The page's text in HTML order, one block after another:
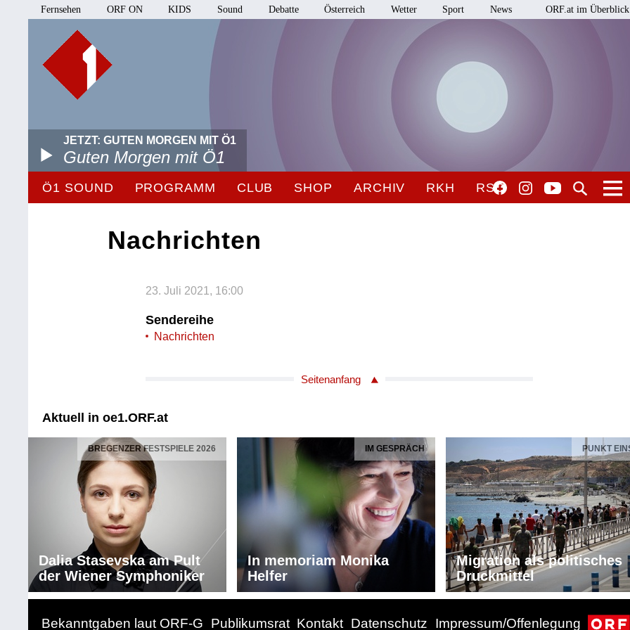
Fernsehen ORF ON KIDS Sound Debatte Österreich Wetter Sport News ORF.at im Überblick
JETZT: GUTEN MORGEN MIT Ö1
Guten Morgen mit Ö1
Ö1 SOUND PROGRAMM CLUB SHOP ARCHIV RKH RSO
Nachrichten
23. Juli 2021, 16:00
Sendereihe
Nachrichten
Seitenanfang
Aktuell in oe1.ORF.at
BREGENZER FESTSPIELE 2026
Dalia Stasevska am Pult
der Wiener Symphoniker
IM GESPRÄCH
In memoriam Monika
Helfer
PUNKT
Migration als politisches
Druckmittel
Bekanntgaben laut ORF-G Publikumsrat Kontakt Datenschutz Impressum/Offenlegung